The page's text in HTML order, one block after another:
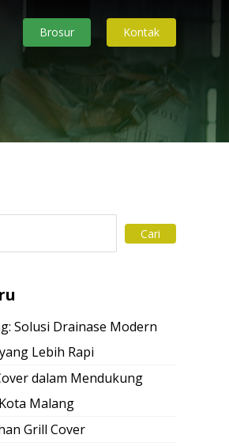
Kontak
Brosur
Solusi Drainase Modern
Lebih Rapi
dalam Mendukung
Malang
Grill Cover